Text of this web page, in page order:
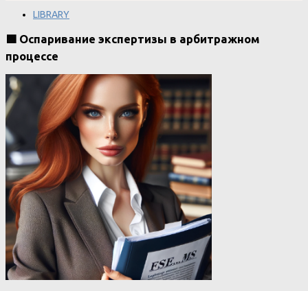
LIBRARY
🟩 Оспаривание экспертизы в арбитражном
процессе